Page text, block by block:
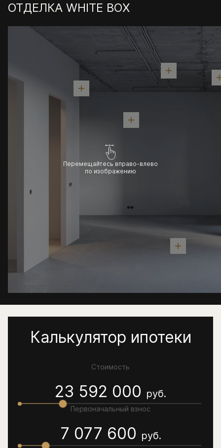
ОТДЕЛКА WHITE BOX
Перемещайтесь вправо-влево
по изображению
Калькулятор ипотеки
Стоимость
23 592 000 руб.
Первоначальный взнос
7 077 600 руб.